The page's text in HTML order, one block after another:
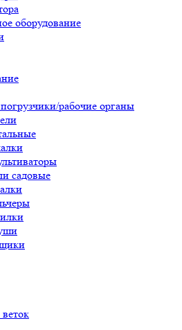
оборудование
рабочие органы
садовые